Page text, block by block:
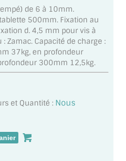
MOZAÏQUE
BAIN
DE SPORT
de 6 à 10mm.
500mm. Fixation au
d. 4,5 mm pour vis à
Zamac. Capacité de charge :
37kg, en profondeur
300mm 12,5kg.
et Quantité : Nous